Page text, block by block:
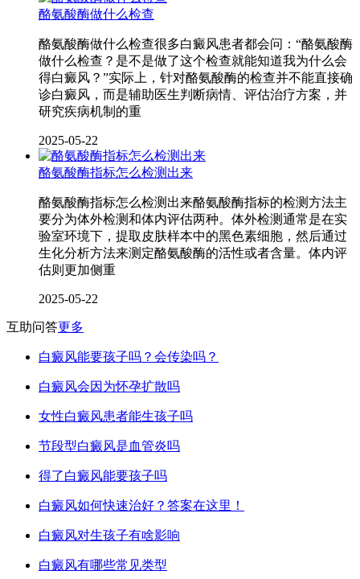
酪氨酸酶做什么检查
酪氨酸酶做什么检查很多白癜风患者都会问：“酪氨酸酶
做什么检查？是不是做了这个检查就能知道我为什么会
得白癜风？”实际上，针对酪氨酸酶的检查并不能直接确
诊白癜风，而是辅助医生判断病情、评估治疗方案，并
研究疾病机制的重
2025-05-22
酪氨酸酶指标怎么检测出来
酪氨酸酶指标怎么检测出来酪氨酸酶指标的检测方法主
要分为体外检测和体内评估两种。体外检测通常是在实
验室环境下，提取皮肤样本中的黑色素细胞，然后通过
生化分析方法来测定酪氨酸酶的活性或者含量。体内评
估则更加侧重
2025-05-22
互助问答更多
白癜风能要孩子吗？会传染吗？
白癜风会因为怀孕扩散吗
女性白癜风患者能生孩子吗
节段型白癜风是血管炎吗
得了白癜风能要孩子吗
白癜风如何快速治好？答案在这里！
白癜风对生孩子有啥影响
白癜风有哪些常见类型